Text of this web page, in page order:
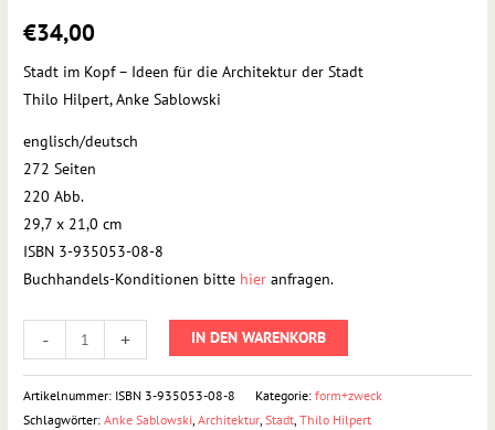
€34,00
Stadt im Kopf – Ideen für die Architektur der Stadt
Thilo Hilpert, Anke Sablowski
englisch/deutsch
272 Seiten
220 Abb.
29,7 x 21,0 cm
ISBN 3-935053-08-8
Buchhandels-Konditionen bitte hier anfragen.
- + IN DEN WARENKORB
Artikelnummer: ISBN 3-935053-08-8 Kategorie:form+zweck
Schlagwörter:Anke Sablowski ,Architektur ,Stadt ,Thilo Hilpert